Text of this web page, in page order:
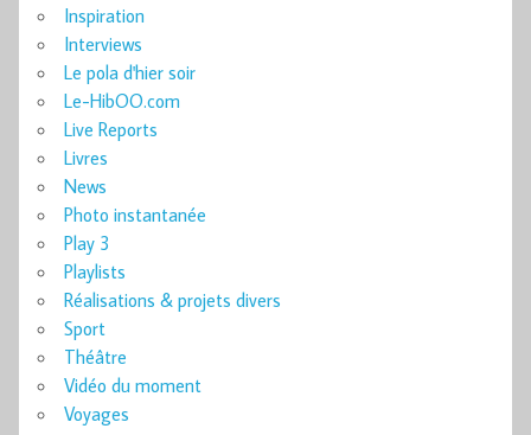
Inspiration
Interviews
Le pola d'hier soir
Le-HibOO.com
Live Reports
Livres
News
Photo instantanée
Play 3
Playlists
Réalisations & projets divers
Sport
Théâtre
Vidéo du moment
Voyages